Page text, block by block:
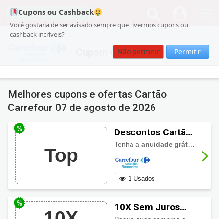
Cupons ou Cashback
Você gostaria de ser avisado sempre que tivermos cupons ou
cashback incríveis?
Não permitir Permitir
Cupom Cartão Carrefour
Melhores cupons e ofertas Cartão
Carrefour 07 de agosto de 2026
Top
Descontos Cartão
Carrefour:
Anuidade Zero
Tenha aanuidade grátis no Cartão Carrefour
1 Usados
10X Sem Juros